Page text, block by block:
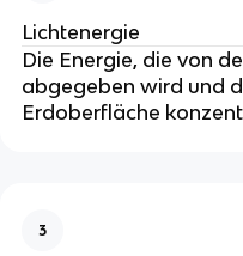
Lichtenergie
Die Energie, die von
abgegeben wird und
Erdoberfläche
3